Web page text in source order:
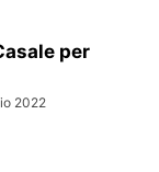
per
2022